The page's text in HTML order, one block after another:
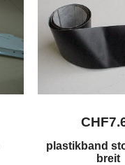
CHF
plastikband
breit